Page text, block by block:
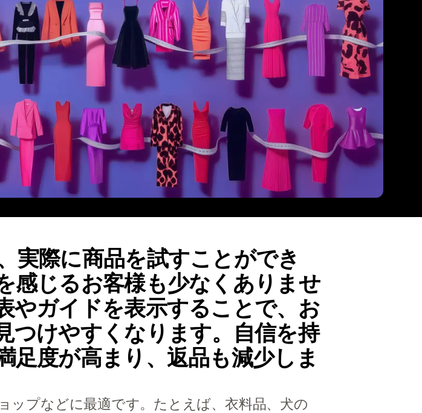
実際に商品を試すことができ
感じるお客様も少なくありませ
やガイドを表示することで、お
つけやすくなります。自信を持
足度が高まり、返品も減少しま
プなどに最適です。たとえば、衣料品、犬の